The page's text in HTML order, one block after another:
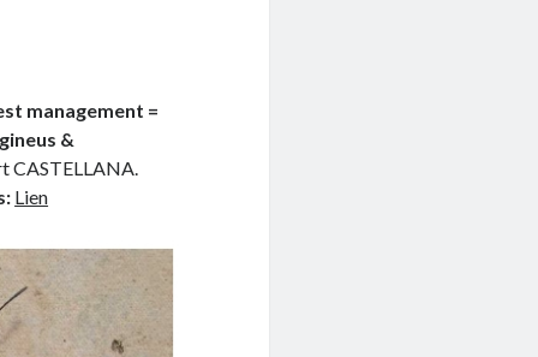
management =
&
CASTELLANA.
Lien